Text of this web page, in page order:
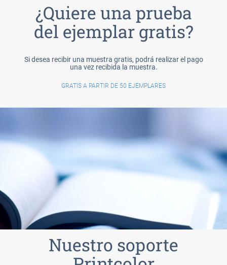
¿Quiere una prueba
del ejemplar gratis?
Si desea recibir una muestra gratis, podrá realizar el pago
una vez recibida la muestra.
GRATIS A PARTIR DE 50 EJEMPLARES
Nuestro soporte